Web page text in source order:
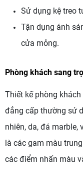
Sử dụng kệ treo
Tận dụng ánh
cửa mỏng.
Phòng khách sang
Thiết kế phòng
đẳng cấp thường sử
nhiên, da, đá
là các gam màu
các điểm nhấn màu